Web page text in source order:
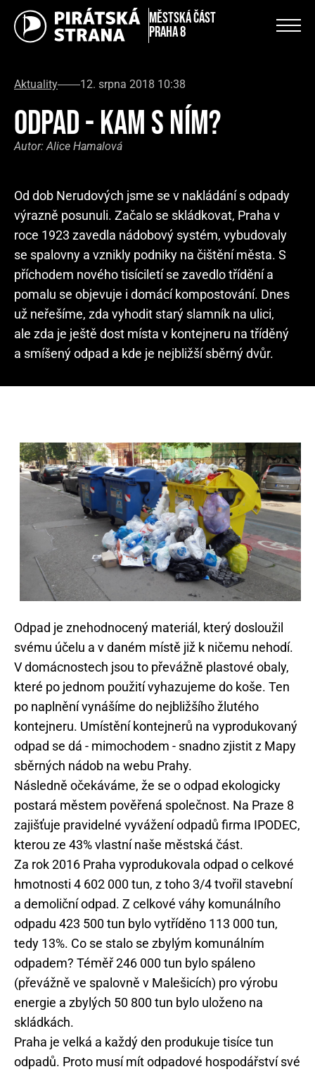
městská část
Praha 8
Aktuality 12. srpna 2018 10:38
ODPAD - KAM S NÍM?
Autor:Alice Hamalová
Od dob Nerudových jsme se v nakládání s odpady
výrazně posunuli. Začalo se skládkovat, Praha v
roce 1923 zavedla nádobový systém, vybudovaly
se spalovny a vznikly podniky na čištění města. S
příchodem nového tisíciletí se zavedlo třídění a
pomalu se objevuje i domácí kompostování. Dnes
už neřešíme, zda vyhodit starý slamník na ulici,
ale zda je ještě dost místa v kontejneru na tříděný
a smíšený odpad a kde je nejbližší sběrný dvůr.
Odpad je znehodnocený materiál, který dosloužil
svému účelu a v daném místě již k ničemu nehodí.
V domácnostech jsou to převážně plastové obaly,
které po jednom použití vyhazujeme do koše. Ten
po naplnění vynášíme do nejbližšího žlutého
kontejneru. Umístění kontejnerů na vyprodukovaný
odpad se dá - mimochodem - snadno zjistit z Mapy
sběrných nádob na webu Prahy.
Následně očekáváme, že se o odpad ekologicky
postará městem pověřená společnost. Na Praze 8
zajišťuje pravidelné vyvážení odpadů firma IPODEC,
kterou ze 43% vlastní naše městská část.
Za rok 2016 Praha vyprodukovala odpad o celkové
hmotnosti 4 602 000 tun, z toho 3/4 tvořil stavební
a demoliční odpad. Z celkové váhy komunálního
odpadu 423 500 tun bylo vytříděno 113 000 tun,
tedy 13%. Co se stalo se zbylým komunálním
odpadem? Téměř 246 000 tun bylo spáleno
(převážně ve spalovně v Malešicích) pro výrobu
energie a zbylých 50 800 tun bylo uloženo na
skládkách.
Praha je velká a každý den produkuje tisíce tun
odpadů. Proto musí mít odpadové hospodářství své